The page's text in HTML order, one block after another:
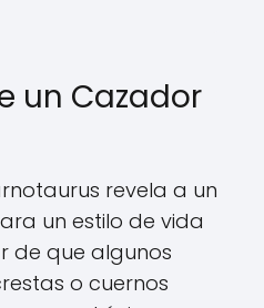
un Cazador
revela a un
un estilo de vida
de que algunos
o cuernos